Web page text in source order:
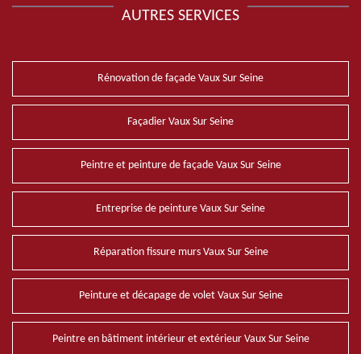
AUTRES SERVICES
Rénovation de façade Vaux Sur Seine
Façadier Vaux Sur Seine
Peintre et peinture de façade Vaux Sur Seine
Entreprise de peinture Vaux Sur Seine
Réparation fissure murs Vaux Sur Seine
Peinture et décapage de volet Vaux Sur Seine
Peintre en bâtiment intérieur et extérieur Vaux Sur Seine